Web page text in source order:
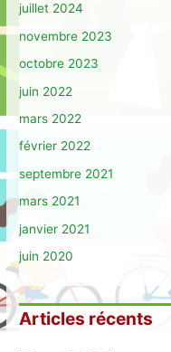
juillet 2024
novembre 2023
octobre 2023
juin 2022
mars 2022
février 2022
septembre 2021
mars 2021
janvier 2021
juin 2020
Articles récents